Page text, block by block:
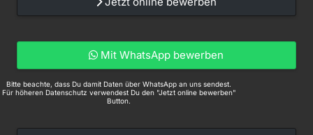
Mit WhatsApp bewerben
Bitte beachte, dass Du damit Daten über WhatsApp an uns sendest.
Für höheren Datenschutz verwendest Du den "Jetzt online bewerben"
Button.